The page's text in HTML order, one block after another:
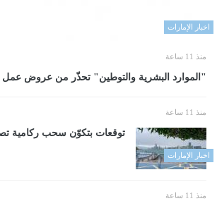
اخبار الإمارات
منذ 11 ساعة
"الموارد البشرية والتوطين" تحذّر من عروض عمل
منذ 11 ساعة
اخبار الإمارات
توقعات بتكوّن سحب ركامية
منذ 11 ساعة